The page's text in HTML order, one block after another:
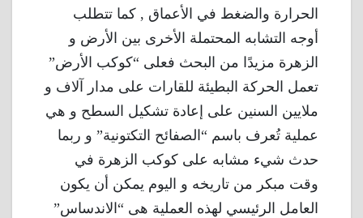
الحرارة والضغط في الأعماق , كما تتطلب
أوجه التشابه المحتملة الأخرى بين الأرض و
الزهرة مزيدًا من البحث فعلى “كوكب الأرض”
تعمل الحركة البطيئة للقارات على مدار آلاف و
ملايين السنين على إعادة تشكيل السطح و هي
عملية تُعرف باسم “الصفائح التكتونية” و ربما
حدث شيء مشابه على كوكب الزهرة في
وقت مبكر من تاريخه و اليوم يمكن أن يكون
العامل الرئيسي لهذه العملية هى “الاندساس”